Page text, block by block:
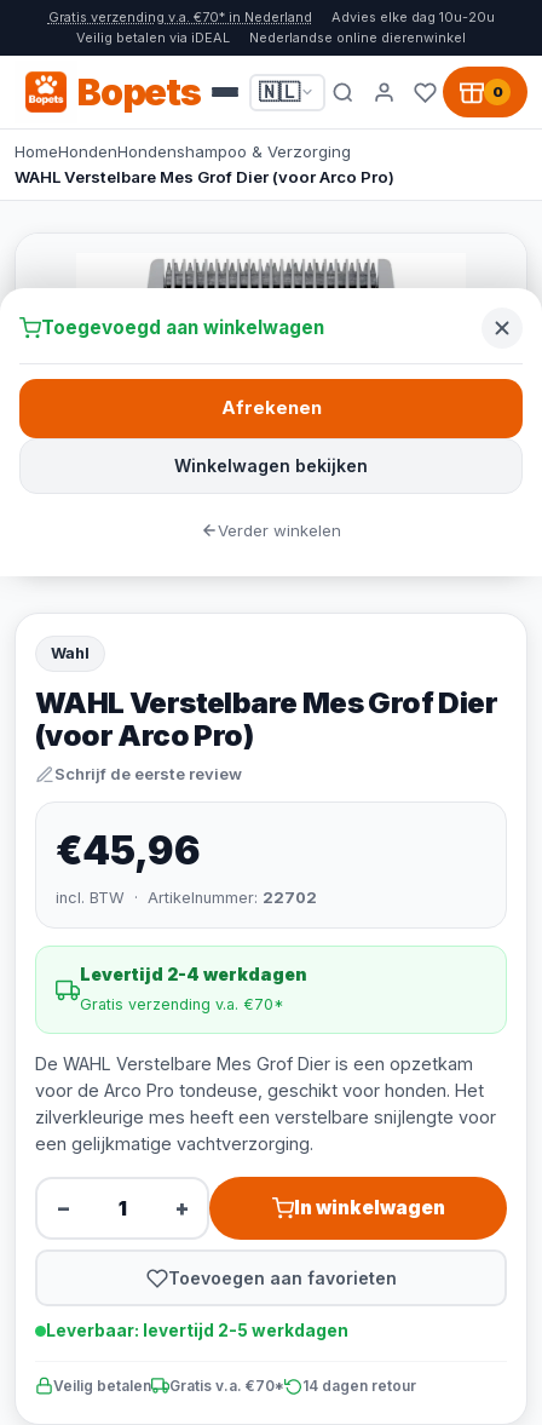
Gratis verzending v.a. €70* in Nederland
Advies elke dag 10u-20u
Veilig betalen via iDEAL
Nederlandse online dierenwinkel
Bopets 🇳🇱 0
HomeHondenHondenshampoo & Verzorging
WAHL Verstelbare Mes Grof Dier (voor Arco Pro)
Wahl
WAHL Verstelbare Mes Grof Dier
(voor Arco Pro)
Schrijf de eerste review
€45,96
incl. BTW · Artikelnummer: 22702
Levertijd 2-4 werkdagen
Gratis verzending v.a. €70*
De WAHL Verstelbare Mes Grof Dier is een opzetkam
voor de Arco Pro tondeuse, geschikt voor honden. Het
zilverkleurige mes heeft een verstelbare snijlengte voor
een gelijkmatige vachtverzorging.
− + In winkelwagen
Toevoegen aan favorieten
Leverbaar: levertijd 2-5 werkdagen
Veilig betalen Gratis v.a. €70* 14 dagen retour
Toegevoegd aan winkelwagen
Winkelwagen bekijken
Afrekenen
Verder winkelen